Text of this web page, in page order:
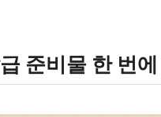
준비물 한 번